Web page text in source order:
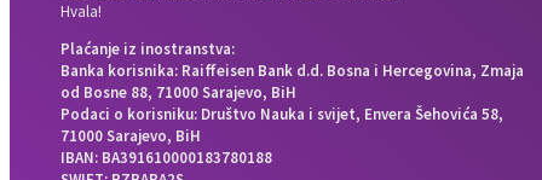
Hvala!
Plaćanje iz inostranstva:
Banka korisnika: Raiffeisen Bank d.d. Bosna i Hercegovina, Zmaja
od Bosne 88, 71000 Sarajevo, BiH
Podaci o korisniku: Društvo Nauka i svijet, Envera Šehovića 58,
71000 Sarajevo, BiH
IBAN: BA391610000183780188